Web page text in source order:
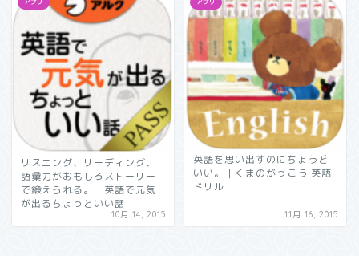
リスニング、リーディング、
語彙力がおもしろストーリー
で鍛えられる。｜英語で元気
が出るちょっといい話
10月 14, 2015
英語を思い出すのにちょうど
いい。｜くまのがっこう 英語
ドリル
11月 16, 2015